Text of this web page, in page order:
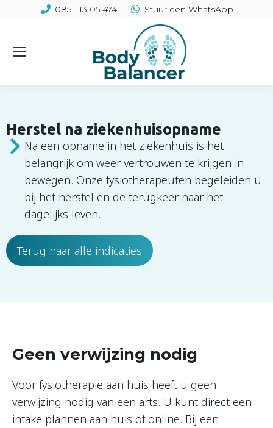
085 - 13 05 474 Stuur een WhatsApp
Herstel na ziekenhuisopname
Na een opname in het ziekenhuis is het
belangrijk om weer vertrouwen te krijgen in
bewegen. Onze fysiotherapeuten begeleiden u
bij het herstel en de terugkeer naar het
dagelijks leven.
Terug naar alle indicaties
Geen verwijzing nodig
Voor fysiotherapie aan huis heeft u geen
verwijzing nodig van een arts. U kunt direct een
intake plannen aan huis of online. Bij een